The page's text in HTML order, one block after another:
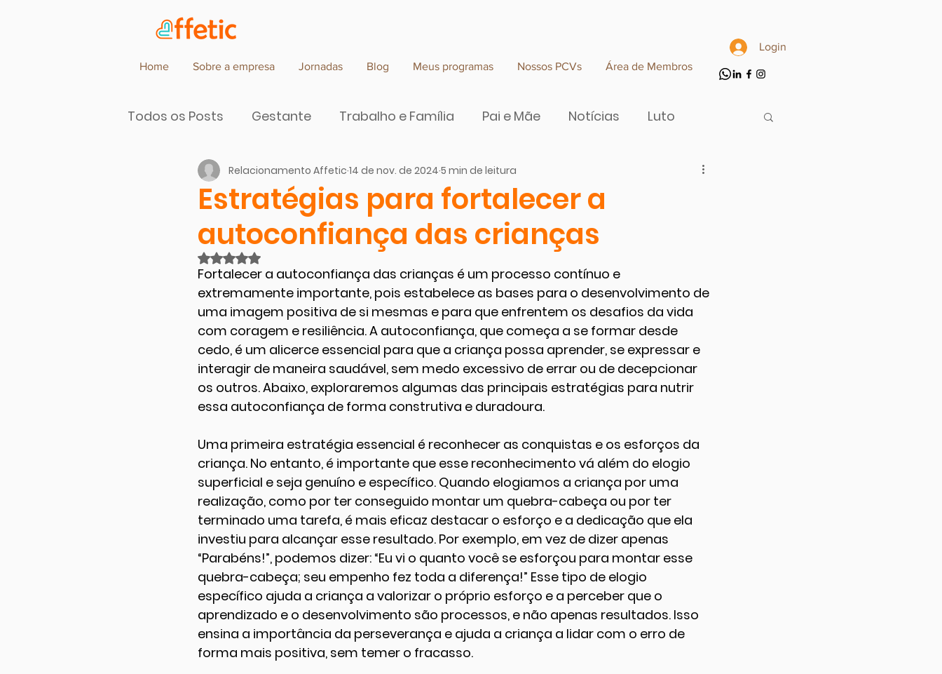
Home Sobre a empresa Jornadas Blog Meus programas Nossos PCVs Área de Membros
Login
Todos os Posts Gestante Trabalho e Família Pai e Mãe Notícias Luto
Parceiros de Cocriação de valor
Estratégias para fortalecer a
autoconfiança das crianças
Relacionamento Affetic 14 de nov. de 2024 5 min de leitura
Avaliado com NaN de 5 estrelas.
Fortalecer a autoconfiança das crianças é um processo contínuo e
extremamente importante, pois estabelece as bases para o desenvolvimento de
uma imagem positiva de si mesmas e para que enfrentem os desafios da vida
com coragem e resiliência. A autoconfiança, que começa a se formar desde
cedo, é um alicerce essencial para que a criança possa aprender, se expressar e
interagir de maneira saudável, sem medo excessivo de errar ou de decepcionar
os outros. Abaixo, exploraremos algumas das principais estratégias para nutrir
essa autoconfiança de forma construtiva e duradoura.
Uma primeira estratégia essencial é reconhecer as conquistas e os esforços da
criança. No entanto, é importante que esse reconhecimento vá além do elogio
superficial e seja genuíno e específico. Quando elogiamos a criança por uma
realização, como por ter conseguido montar um quebra-cabeça ou por ter
terminado uma tarefa, é mais eficaz destacar o esforço e a dedicação que ela
investiu para alcançar esse resultado. Por exemplo, em vez de dizer apenas
“Parabéns!”, podemos dizer: “Eu vi o quanto você se esforçou para montar esse
quebra-cabeça; seu empenho fez toda a diferença!” Esse tipo de elogio
específico ajuda a criança a valorizar o próprio esforço e a perceber que o
aprendizado e o desenvolvimento são processos, e não apenas resultados. Isso
ensina a importância da perseverança e ajuda a criança a lidar com o erro de
forma mais positiva, sem temer o fracasso.